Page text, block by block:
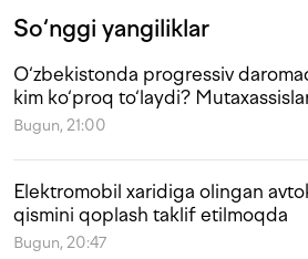
So‘nggi yangiliklar
O‘zbekistonda progressiv
kim ko‘proq to‘laydi?
Bugun, 21:00
Elektromobil xaridiga olingan
qismini qoplash taklif etilmoqda
Bugun, 20:47